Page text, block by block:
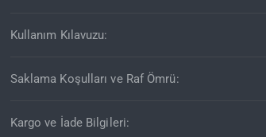
Kullanım Kılavuzu:
Saklama Koşulları ve Raf Ömrü:
Kargo ve İade Bilgileri: